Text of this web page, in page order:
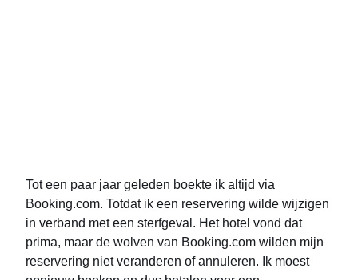
Tot een paar jaar geleden boekte ik altijd via
Booking.com. Totdat ik een reservering wilde wijzigen
in verband met een sterfgeval. Het hotel vond dat
prima, maar de wolven van Booking.com wilden mijn
reservering niet veranderen of annuleren. Ik moest